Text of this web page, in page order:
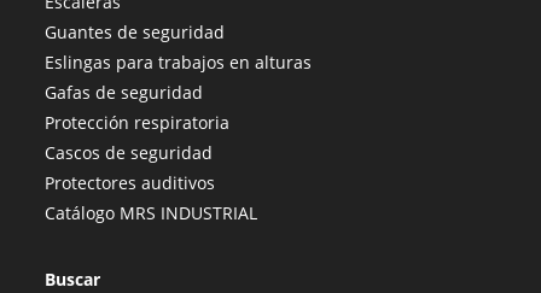
una
nueva
pestaña
una
nueva
pestaña
una
nueva
pestaña
nueva
Guantes de seguridad
Eslingas para trabajos en alturas
Gafas de seguridad
Protección respiratoria
Cascos de seguridad
Protectores auditivos
Catálogo MRS INDUSTRIAL
Buscar